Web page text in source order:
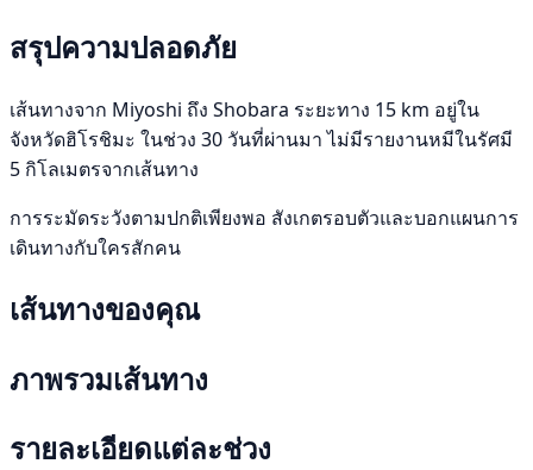
สรุปความปลอดภัย
เส้นทางจาก Miyoshi ถึง Shobara ระยะทาง 15 km อยู่ใน
จังหวัดฮิโรชิมะ ในช่วง 30 วันที่ผ่านมา ไม่มีรายงานหมีในรัศมี
5 กิโลเมตรจากเส้นทาง
การระมัดระวังตามปกติเพียงพอ สังเกตรอบตัวและบอกแผนการ
เดินทางกับใครสักคน
เส้นทางของคุณ
ภาพรวมเส้นทาง
รายละเอียดแต่ละช่วง